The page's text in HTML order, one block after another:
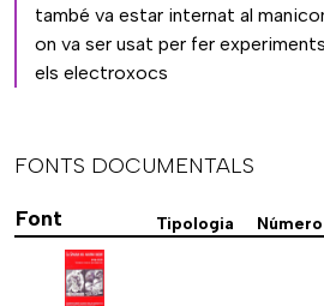
també va estar internat al
on va ser usat per fer
els electroxocs
FONTS DOCUMENTALS
Font
Tipologia